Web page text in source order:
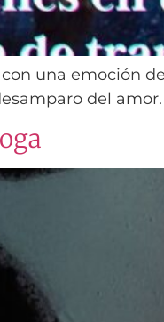
una emoción
del amor.